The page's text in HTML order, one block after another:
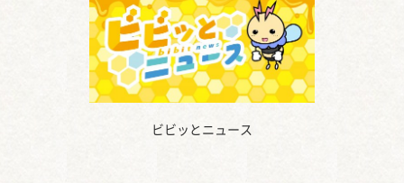
ビビッとニュース